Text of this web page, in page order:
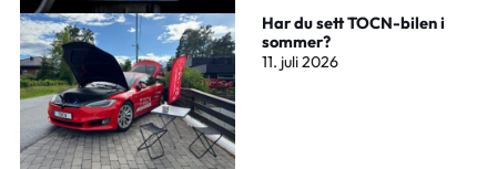
Har du sett TOCN-bilen i
sommer?
11. juli 2026